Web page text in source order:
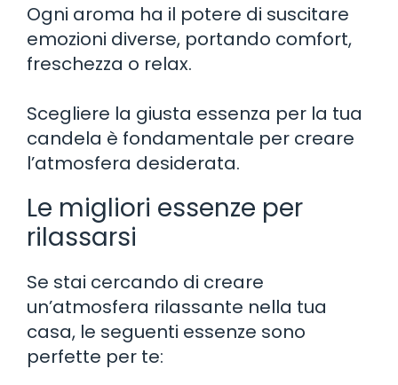
Ogni aroma ha il potere di suscitare
emozioni diverse, portando comfort,
freschezza o relax.
Scegliere la giusta essenza per la tua
candela è fondamentale per creare
l’atmosfera desiderata.
Le migliori essenze per
rilassarsi
Se stai cercando di creare
un’atmosfera rilassante nella tua
casa, le seguenti essenze sono
perfette per te: